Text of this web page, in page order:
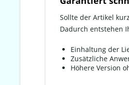
Sollte der Artikel
Dadurch entstehen
Einhaltung der
Zusätzliche
Höhere Version